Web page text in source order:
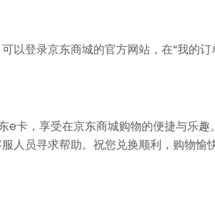
以登录京东商城的官方网站，在“我的
卡，享受在京东商城购物的便捷与乐
人员寻求帮助。祝您兑换顺利，购物愉